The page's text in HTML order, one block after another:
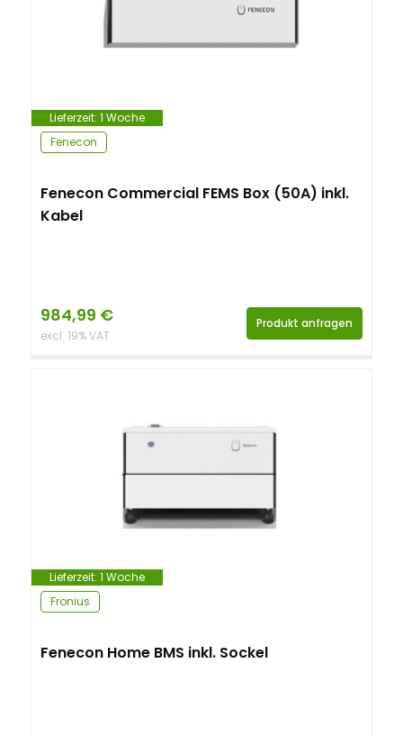
Lieferzeit: 1 Woche
Fenecon
Fenecon Commercial FEMS Box (50A) inkl.
Kabel
984,99 €
excl. 19% VAT
Produkt anfragen
Lieferzeit: 1 Woche
Fronius
Fenecon Home BMS inkl. Sockel